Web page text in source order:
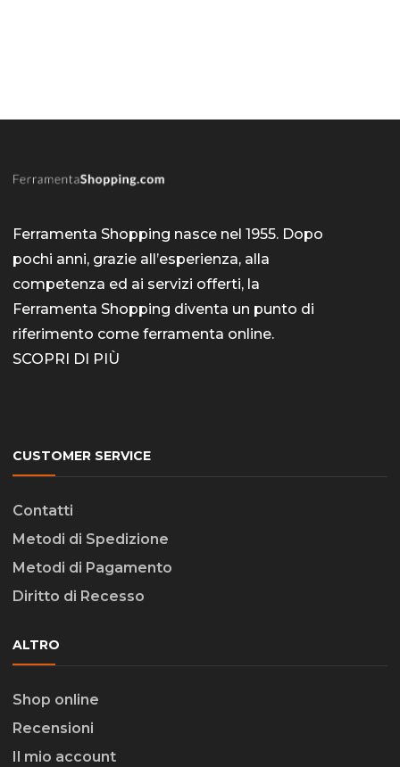
Ferramenta Shopping nasce nel 1955. Dopo
pochi anni, grazie all’esperienza, alla
competenza ed ai servizi offerti, la
Ferramenta Shopping diventa un punto di
riferimento come ferramenta online.
SCOPRI DI PIÙ
CUSTOMER SERVICE
Contatti
Metodi di Spedizione
Metodi di Pagamento
Diritto di Recesso
ALTRO
Shop online
Recensioni
Il mio account